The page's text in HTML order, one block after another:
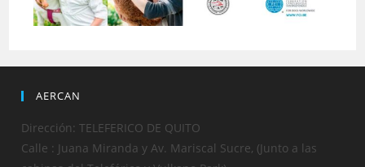
AERCAN
Dirección: TELEFERICO DE QUITO
Calle : Juana Miranda y Av. Mariscal Sucre, (Junto a las